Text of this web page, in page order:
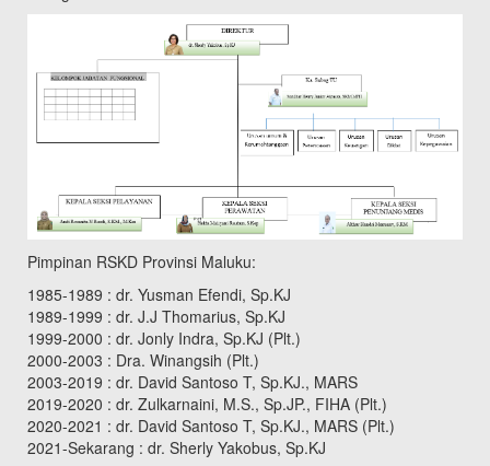
Pimpinan RSKD Provinsi Maluku:
1985-1989 : dr. Yusman Efendi, Sp.KJ
1989-1999 : dr. J.J Thomarius, Sp.KJ
1999-2000 : dr. Jonly Indra, Sp.KJ (Plt.)
2000-2003 : Dra. Winangsih (Plt.)
2003-2019 : dr. David Santoso T, Sp.KJ., MARS
2019-2020 : dr. Zulkarnaini, M.S., Sp.JP., FIHA (Plt.)
2020-2021 : dr. David Santoso T, Sp.KJ., MARS (Plt.)
2021-Sekarang : dr. Sherly Yakobus, Sp.KJ